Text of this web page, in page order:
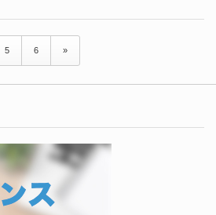
5 6 »